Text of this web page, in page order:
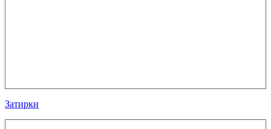
Затирки